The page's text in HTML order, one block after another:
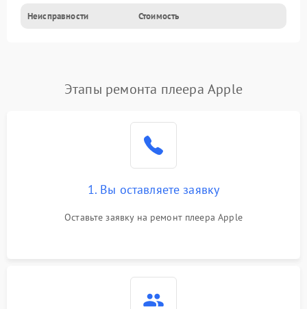
Неисправности Стоимость
Этапы ремонта плеера Apple
1. Вы оставляете заявку
Оставьте заявку на ремонт плеера Apple